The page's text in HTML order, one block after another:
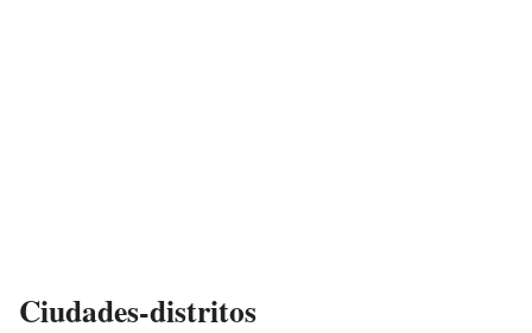
Ciudades-distritos